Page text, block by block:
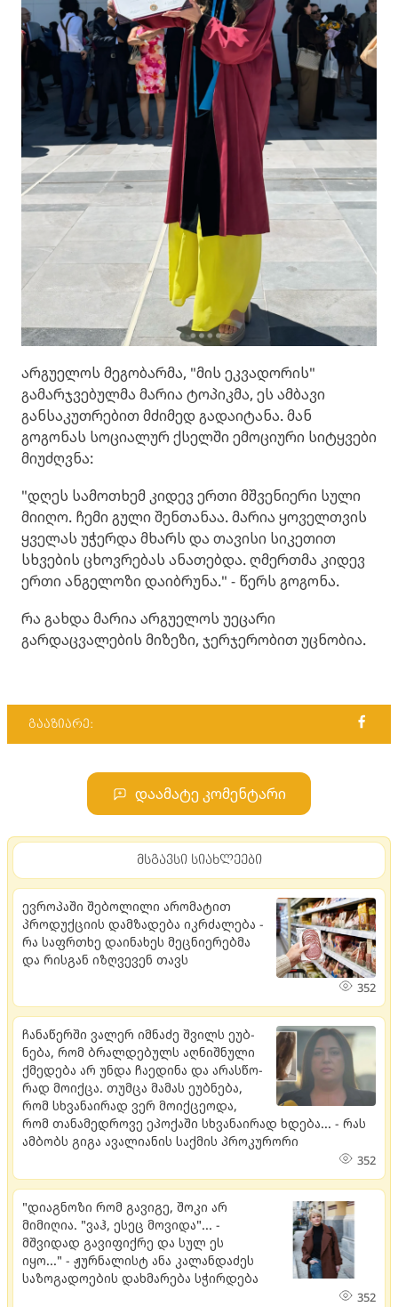
არგუელოს მეგობარმა, "მის ეკვადორის"
გამარჯვებულმა მარია ტოპიკმა, ეს ამბავი
განსაკუთრებით მძიმედ გადაიტანა. მან
გოგონას სოციალურ ქსელში ემოციური სიტყვები
მიუძღვნა:
"დღეს სამოთხემ კიდევ ერთი მშვენიერი სული
მიიღო. ჩემი გული შენთანაა. მარია ყოველთვის
ყველას უჭერდა მხარს და თავისი სიკეთით
სხვების ცხოვრებას ანათებდა. ღმერთმა კიდევ
ერთი ანგელოზი დაიბრუნა." - წერს გოგონა.
რა გახდა მარია არგუელოს უეცარი
გარდაცვალების მიზეზი, ჯერჯერობით უცნობია.
გააზიარე:
დაამატე კომენტარი
მსგავსი სიახლეები
ევროპაში შებოლილი არომატით
პროდუქციის დამზადება იკრძალება -
რა საფრთხე დაინახეს მეცნიერებმა
და რისგან იზღვევენ თავს
352
ჩა­ნა­წერ­ში ვა­ლერ იმ­ნა­ძე შვილს ეუბ­
ნე­ბა, რომ ბრალ­დე­ბულს აღ­ნიშ­ნუ­ლი
ქმე­დე­ბა არ უნდა ჩა­ე­დი­ნა და არას­წო­
რად მო­იქ­ცა. თუმ­ცა მა­მას ეუბ­ნე­ბა,
რომ სხვა­ნა­ი­რად ვერ მო­იქ­ცე­ო­და,
რომ თა­ნა­მედ­რო­ვე ეპო­ქა­ში სხვა­ნა­ი­რად ხდე­ბა... - რას
ამბობს გიგა ავალიანის საქმის პროკურორი
352
"დიაგნოზი რომ გავიგე, შოკი არ
მიმიღია. "ვაჰ, ესეც მოვიდა"... -
მშვიდად გავიფიქრე და სულ ეს
იყო..." - ჟურნალისტ ანა კალანდაძეს
საზოგადოების დახმარება სჭირდება
352